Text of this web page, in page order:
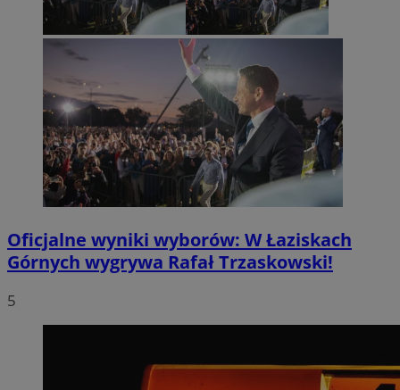
Oficjalne wyniki wyborów: W Łaziskach
Górnych wygrywa Rafał Trzaskowski!
5